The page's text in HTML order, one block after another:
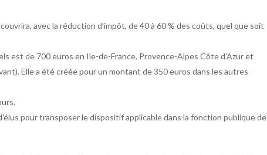
avec la réduction d’impôt, de 40 à 60 % des coûts, quel que soit
est de 700 euros en Ile-de-France, Provence-Alpes Côte d’Azur et
Elle a été créée pour un montant de 350 euros dans les autres
pour transposer le dispositif applicable dans la fonction publique de